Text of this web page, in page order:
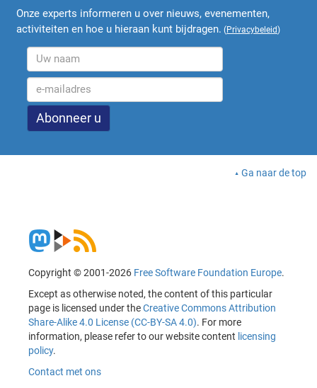
Onze experts informeren u over nieuws, evenementen,
activiteiten en hoe u hieraan kunt bijdragen. (Privacybeleid)
Ga naar de top
Copyright © 2001-2026 Free Software Foundation Europe.
Except as otherwise noted, the content of this particular
page is licensed under theCreative Commons Attribution
Share-Alike 4.0 License (CC-BY-SA 4.0). For more
information, please refer to our website content licensing
policy.
Contact met ons